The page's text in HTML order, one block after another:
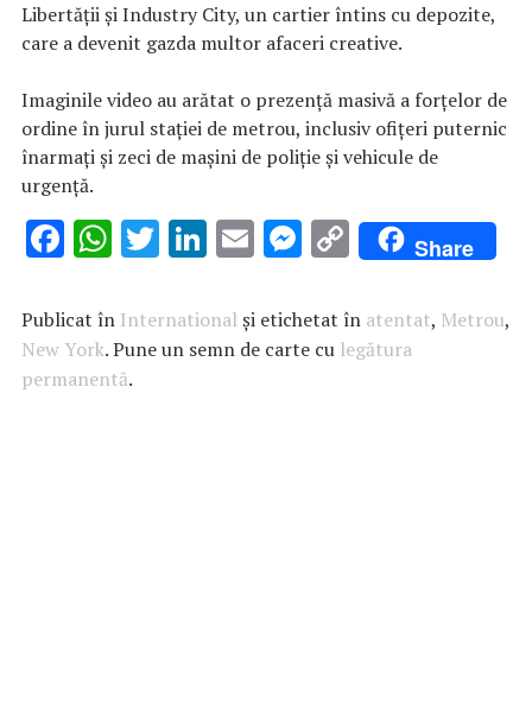
Libertății și Industry City, un cartier întins cu depozite,
care a devenit gazda multor afaceri creative.
Imaginile video au arătat o prezență masivă a forțelor de
ordine în jurul stației de metrou, inclusiv ofițeri puternic
înarmați și zeci de mașini de poliție și vehicule de
urgență.
F
e
b
o
W
at
s
A
T
it
te
Li
k
e
E
ai
l
M
se
n
C
o
p
y
Share
Publicat în International și etichetat în atentat, Metrou,
New York. Pune un semn de carte cu legătura
permanentă.